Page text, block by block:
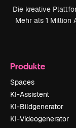
Die kreative
Mehr als 1 Million
Produkte
Spaces
KI-Assistent
KI-Bildgenerator
KI-Videogenerator